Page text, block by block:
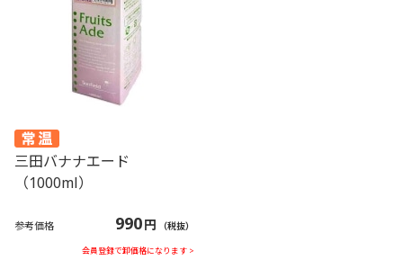
三田バナナエード
（1000ml）
参考価格 990円 （税抜）
会員登録で卸価格になります >